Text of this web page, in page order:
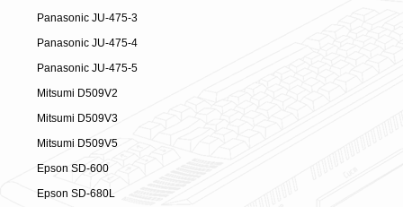
Panasonic JU-475-3
Panasonic JU-475-4
Panasonic JU-475-5
Mitsumi D509V2
Mitsumi D509V3
Mitsumi D509V5
Epson SD-600
Epson SD-680L